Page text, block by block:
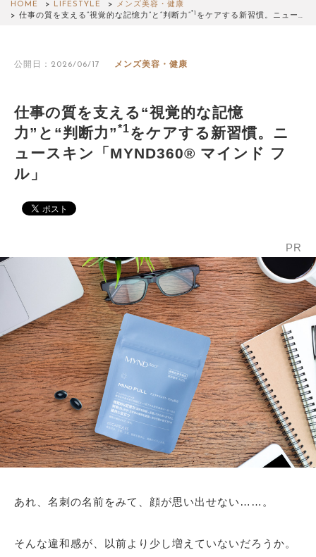
HOME LIFESTYLE
メンズ美容・健康
仕事の質を支える“視覚的な記憶力”と“判断力”*1 をケアする新習慣。ニュー…
公開日：2026/06/17 メンズ美容・健康
仕事の質を支える“視覚的な記憶
力”と“判断力”*1をケアする新習慣。ニ
ュースキン「MYND360® マインド フ
ル」
PR
あれ、名刺の名前をみて、顔が思い出せない……。
そんな違和感が、以前より少し増えていないだろうか。